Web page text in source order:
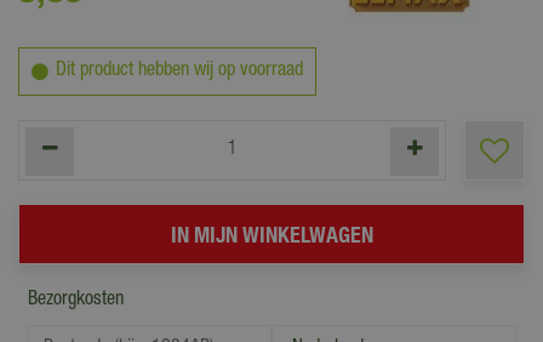
Dit product hebben wij op voorraad
Bezorgkosten